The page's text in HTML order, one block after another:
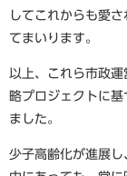
してこれからも愛
てまいります。
以上、これら市政
略プロジェクトに
ました。
少子高齢化が進展